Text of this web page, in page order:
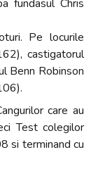
fundasul Chris
Pe locurile
castigatorul
Benn Robinson
care au
Test colegilor
si terminand cu